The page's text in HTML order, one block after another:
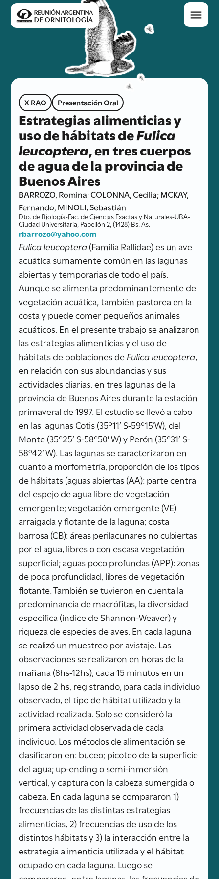
X RAO Presentación Oral
Estrategias alimenticias y
uso de hábitats deFulica
leucoptera, en tres cuerpos
de agua de la provincia de
Buenos Aires
BARROZO, Romina; COLONNA, Cecilia; MCKAY,
Fernando; MINOLI, Sebastián
Dto. de Biología-Fac. de Ciencias Exactas y Naturales-UBA-
Ciudad Universitaria, Pabellón 2, (1428) Bs. As.
rbarrozo@yahoo.com
Fulica leucoptera(Familia Rallidae) es un ave
acuática sumamente común en las lagunas
abiertas y temporarias de todo el país.
Aunque se alimenta predominantemente de
vegetación acuática, también pastorea en la
costa y puede comer pequeños animales
acuáticos. En el presente trabajo se analizaron
las estrategias alimenticias y el uso de
hábitats de poblaciones deFulica leucoptera,
en relación con sus abundancias y sus
actividades diarias, en tres lagunas de la
provincia de Buenos Aires durante la estación
primaveral de 1997. El estudio se llevó a cabo
en las lagunas Cotis (35º11′ S-59º15’W), del
Monte (35º25′ S-58º50′ W) y Perón (35º31′ S-
58º42′ W). Las lagunas se caracterizaron en
cuanto a morfometría, proporción de los tipos
de hábitats (aguas abiertas (AA): parte central
del espejo de agua libre de vegetación
emergente; vegetación emergente (VE)
arraigada y flotante de la laguna; costa
barrosa (CB): áreas perilacunares no cubiertas
por el agua, libres o con escasa vegetación
superficial; aguas poco profundas (APP): zonas
de poca profundidad, libres de vegetación
flotante. También se tuvieron en cuenta la
predominancia de macrófitas, la diversidad
específica (índice de Shannon-Weaver) y
riqueza de especies de aves. En cada laguna
se realizó un muestreo por avistaje. Las
observaciones se realizaron en horas de la
mañana (8hs-12hs), cada 15 minutos en un
lapso de 2 hs, registrando, para cada individuo
observado, el tipo de hábitat utilizado y la
actividad realizada. Solo se consideró la
primera actividad observada de cada
individuo. Los métodos de alimentación se
clasificaron en: buceo; picoteo de la superficie
del agua; up-ending o semi-inmersión
vertical, y captura con la cabeza sumergida o
cabeza. En cada laguna se compararon 1)
frecuencias de las distintas estrategias
alimenticias, 2) frecuencias de uso de los
distintos hábitats y 3) la interacción entre la
estrategia alimenticia utilizada y el hábitat
ocupado en cada laguna. Luego se